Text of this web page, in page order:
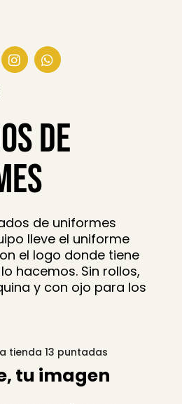
de
de uniformes
lleve el uniforme
el logo donde tiene
hacemos. Sin rollos,
y con ojo para los
tu imagen